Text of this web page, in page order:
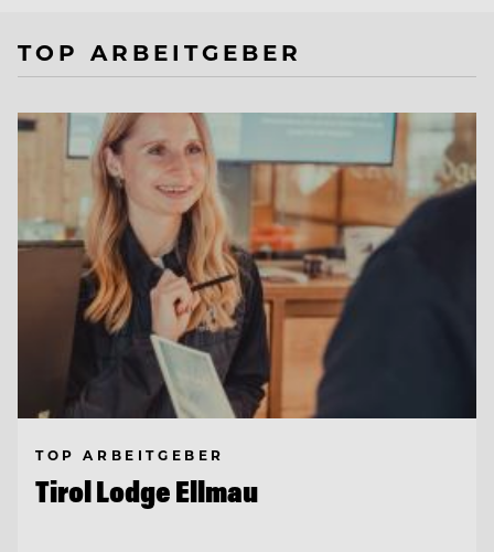
TOP ARBEITGEBER
TOP ARBEITGEBER
Tirol Lodge Ellmau